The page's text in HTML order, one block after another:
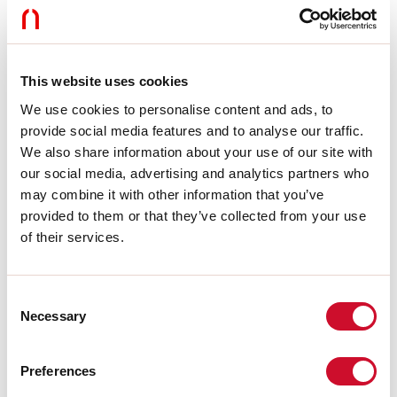
This website uses cookies
We use cookies to personalise content and ads, to
provide social media features and to analyse our traffic.
We also share information about your use of our site with
our social media, advertising and analytics partners who
may combine it with other information that you’ve
provided to them or that they’ve collected from your use
of their services.
Selection
Necessary
Preferences
Dimmung:
L:
244mm
Gewicht:
0.175kg
Technische Daten
Lichtstrom der Leuchte:
743lm
IP:
20
Isolationsklasse:
III
Nr. der Treiber pro Produkt:
Lichtquelle: